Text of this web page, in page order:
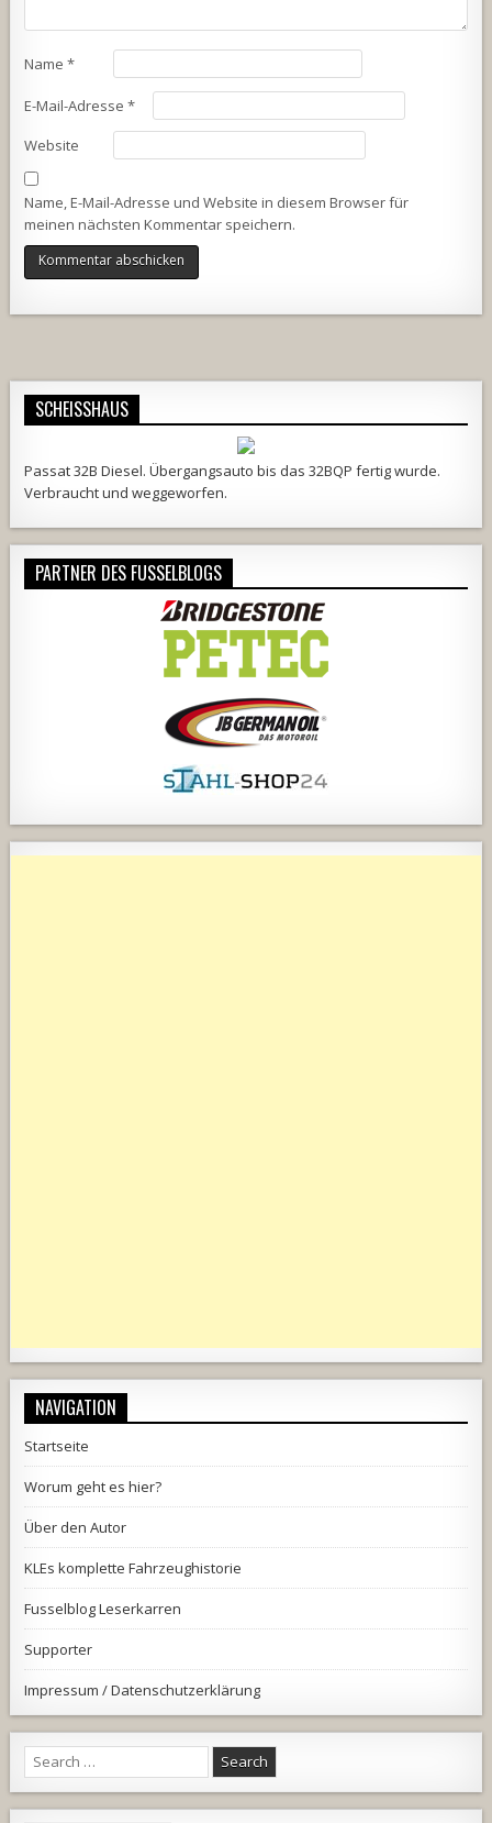
Name*
E-Mail-Adresse*
Website
Name, E-Mail-Adresse und Website in diesem Browser für
meinen nächsten Kommentar speichern.
SCHEISSHAUS
Passat 32B Diesel. Übergangsauto bis das 32BQP fertig wurde.
Verbraucht und weggeworfen.
PARTNER DES FUSSELBLOGS
NAVIGATION
Startseite
Worum geht es hier?
Über den Autor
KLEs komplette Fahrzeughistorie
Fusselblog Leserkarren
Supporter
Impressum / Datenschutzerklärung
Search
for: